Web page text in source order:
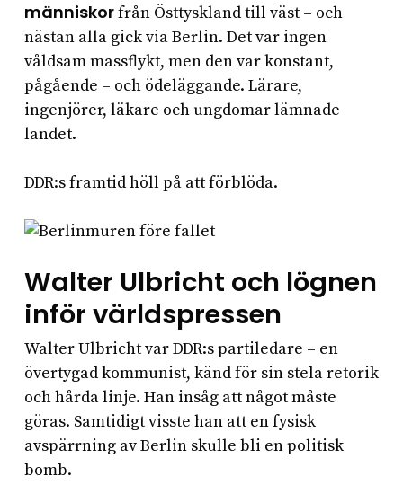
människorfrån Östtyskland till väst – och
nästan alla gick via Berlin. Det var ingen
våldsam massflykt, men den var konstant,
pågående – och ödeläggande. Lärare,
ingenjörer, läkare och ungdomar lämnade
landet.
DDR:s framtid höll på att förblöda.
Walter Ulbricht och lögnen
inför världspressen
Walter Ulbricht var DDR:s partiledare – en
övertygad kommunist, känd för sin stela retorik
och hårda linje. Han insåg att något måste
göras. Samtidigt visste han att en fysisk
avspärrning av Berlin skulle bli en politisk
bomb.